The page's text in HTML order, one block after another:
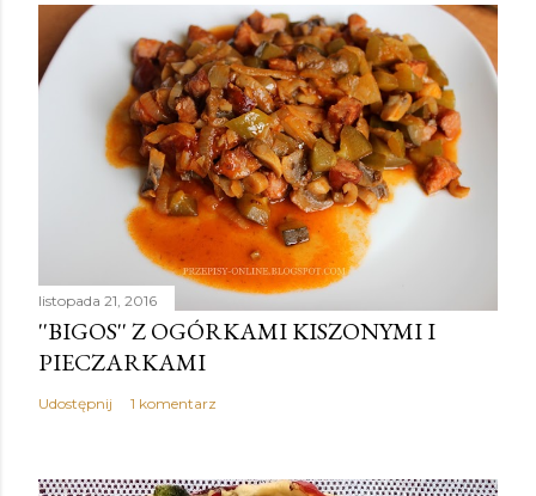
listopada 21, 2016
''BIGOS'' Z OGÓRKAMI KISZONYMI I
PIECZARKAMI
Udostępnij 1 komentarz